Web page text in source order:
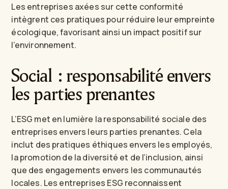
Les entreprises axées sur cette conformité
intègrent ces pratiques pour réduire leur empreinte
écologique, favorisant ainsi un impact positif sur
l’environnement.
Social : responsabilité envers
les parties prenantes
L’ESG met en lumière la responsabilité sociale des
entreprises envers leurs parties prenantes. Cela
inclut des pratiques éthiques envers les employés,
la promotion de la diversité et de l’inclusion, ainsi
que des engagements envers les communautés
locales. Les entreprises ESG reconnaissent